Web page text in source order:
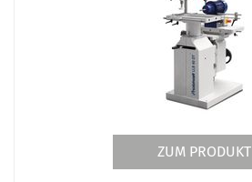
ZUM PRODUKT